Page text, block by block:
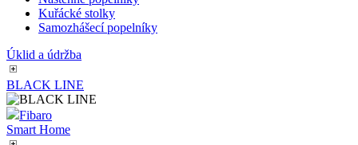
Kuřácké stolky
Samozhášecí popelníky
Úklid a údržba
BLACK LINE
Fibaro
Smart Home